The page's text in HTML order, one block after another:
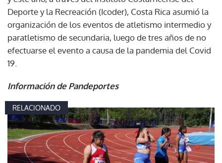
Deporte y la Recreación (Icoder), Costa Rica asumió la
organización de los eventos de atletismo intermedio y
paratletismo de secundaria, luego de tres años de no
efectuarse el evento a causa de la pandemia del Covid
19.
Información de Pandeportes
RELACIONADO